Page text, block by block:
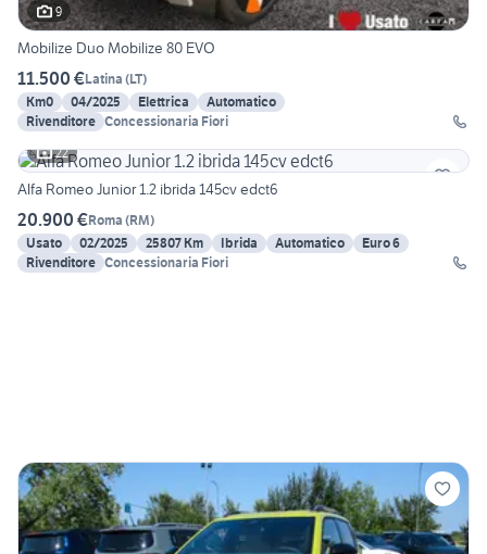
9
Mobilize Duo Mobilize 80 EVO
11.500 €Latina (LT)
Km0
04/2025 Elettrica
Automatico
Rivenditore Concessionaria Fiori
22
Alfa Romeo Junior 1.2 ibrida 145cv edct6
20.900 €Roma (RM)
Usato
02/2025 25807 Km Ibrida Automatico
Euro 6
Rivenditore Concessionaria Fiori